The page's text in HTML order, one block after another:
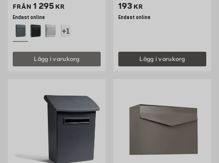
FRÅN Pris 1249 kr
1 295 KR
Endast online
+1
Lägg i varukorg
Pris 193 kr
193 KR
Endast online
Lägg i varukorg